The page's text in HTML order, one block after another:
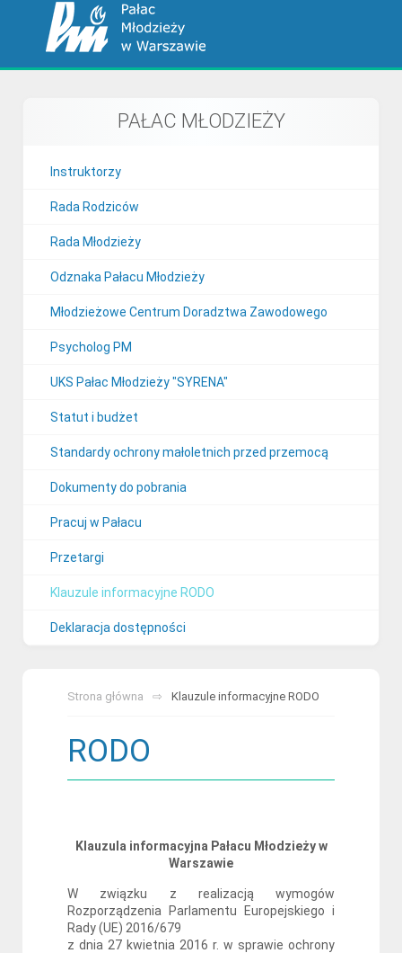
Strona główna Klauzule informacyjne RODO
RODO
Klauzula informacyjna Pałacu Młodzieży w
Warszawie
W związku z realizacją wymogów
Rozporządzenia Parlamentu Europejskiego i
Rady (UE) 2016/679
z dnia 27 kwietnia 2016 r. w sprawie ochrony
PAŁAC MŁODZIEŻY
Instruktorzy
Rada Rodziców
Rada Młodzieży
Odznaka Pałacu Młodzieży
Młodzieżowe Centrum Doradztwa Zawodowego
Psycholog PM
UKS Pałac Młodzieży "SYRENA"
Statut i budżet
Standardy ochrony małoletnich przed przemocą
Dokumenty do pobrania
Pracuj w Pałacu
Przetargi
Klauzule informacyjne RODO
Deklaracja dostępności